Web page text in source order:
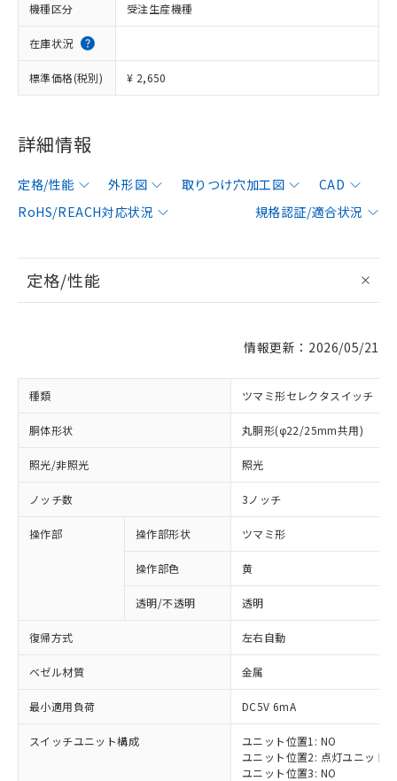
機種区分 受注生産機種
在庫状況
標準価格(税別) ¥ 2,650
詳細情報
定格/性能 外形図 取りつけ穴加工図
CAD
RoHS/REACH対応状況
規格認証/適合状況
定格/性能
情報更新：2026/05/21
種類 ツマミ形セレクタスイッチ
胴体形状 丸胴形(φ22/25mm共用)
照光/非照光 照光
ノッチ数 3ノッチ
操作部 操作部形状 ツマミ形
操作部色 黄
透明/不透明 透明
復帰方式 左右自動
ベゼル材質 金属
最小適用負荷 DC5V 6mA
スイッチユニット構成
ユニット位置1: NO
ユニット位置2: 点灯ユニット
ユニット位置3: NO